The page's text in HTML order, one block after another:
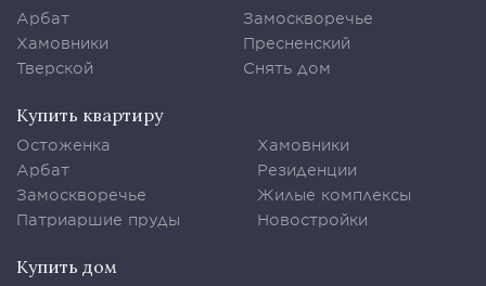
Арбат
Хамовники
Тверской
Замоскворечье
Пресненский
Снять дом
Купить квартиру
Остоженка
Арбат
Замоскворечье
Патриаршие пруды
Хамовники
Резиденции
Жилые комплексы
Новостройки
Купить дом